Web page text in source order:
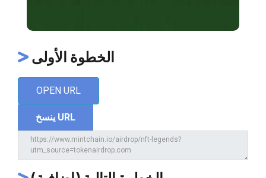
الخطوة الأولى
OPEN URL
ينسخ URL